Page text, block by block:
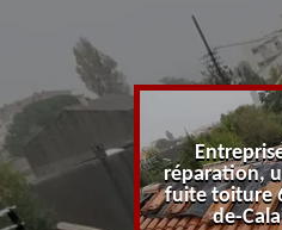
Pas-de-
réparation,
fuite toiture
de-